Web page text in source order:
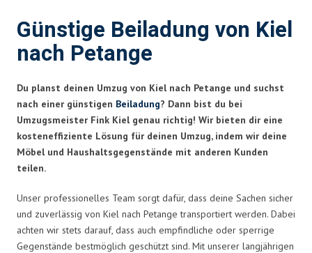
Günstige Beiladung von Kiel
nach Petange
Du planst deinen Umzug von Kiel nach Petange und suchst
nach einer günstigen Beiladung? Dann bist du bei
Umzugsmeister Fink Kiel genau richtig! Wir bieten dir eine
kosteneffiziente Lösung für deinen Umzug, indem wir deine
Möbel und Haushaltsgegenstände mit anderen Kunden
teilen.
Unser professionelles Team sorgt dafür, dass deine Sachen sicher
und zuverlässig von Kiel nach Petange transportiert werden. Dabei
achten wir stets darauf, dass auch empfindliche oder sperrige
Gegenstände bestmöglich geschützt sind. Mit unserer langjährigen